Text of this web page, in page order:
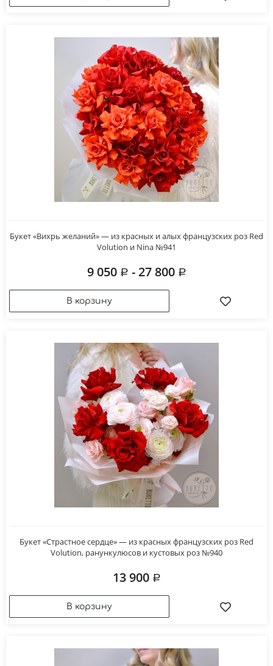
Букет «Вихрь желаний» — из красных и алых французских роз Red
Volution и Nina №941
9 050 - 27 800
Букет «Страстное сердце» — из красных французских роз Red
Volution, ранункулюсов и кустовых роз №940
13 900